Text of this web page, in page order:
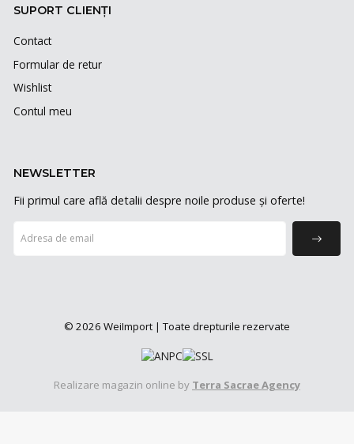
SUPORT CLIENȚI
Contact
Formular de retur
Wishlist
Contul meu
NEWSLETTER
Fii primul care află detalii despre noile produse și oferte!
© 2026 WeiImport | Toate drepturile rezervate
Realizare magazin online by Terra Sacrae Agency